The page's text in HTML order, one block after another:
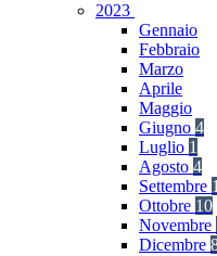
2023
Gennaio
Febbraio
Marzo
Aprile
Maggio
Giugno 4
Luglio 1
Agosto 4
Settembre
Ottobre 10
Novembre
Dicembre